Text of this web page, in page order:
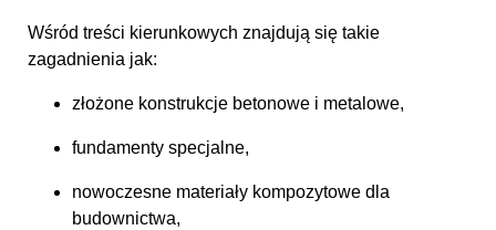
Wśród treści kierunkowych znajdują się takie
zagadnienia jak:
złożone konstrukcje betonowe i metalowe,
fundamenty specjalne,
nowoczesne materiały kompozytowe dla
budownictwa,